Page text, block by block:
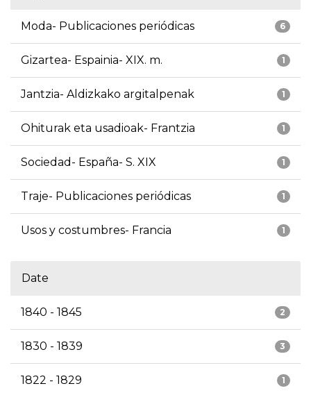
6
Moda- Publicaciones periódicas
1
Gizartea- Espainia- XIX. m.
1
Jantzia- Aldizkako argitalpenak
1
Ohiturak eta usadioak- Frantzia
1
Sociedad- España- S. XIX
1
Traje- Publicaciones periódicas
1
Usos y costumbres- Francia
Date
2
1840 - 1845
3
1830 - 1839
1
1822 - 1829